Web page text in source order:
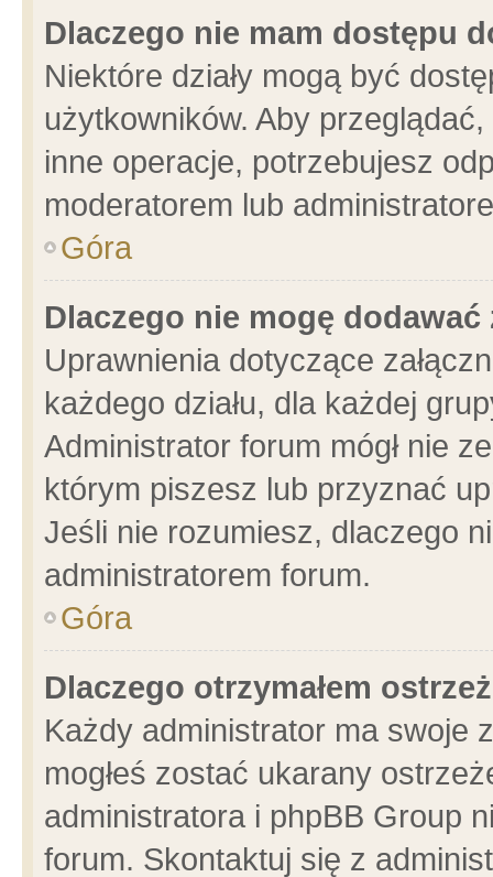
Dlaczego nie mam dostępu
Niektóre działy mogą być
użytkowników. Aby
inne operacje, potrzebujesz
moderatorem lub
Góra
Dlaczego nie mogę dodawać
Uprawnienia dotyczące
każdego działu, dla każdej
Administrator forum mógł nie
którym piszesz lub przyznać
Jeśli nie rozumiesz, dlaczego
administratorem forum.
Góra
Dlaczego otrzymałem
Każdy administrator ma swoje
mogłeś zostać ukarany
administratora i phpBB Group
forum. Skontaktuj się z